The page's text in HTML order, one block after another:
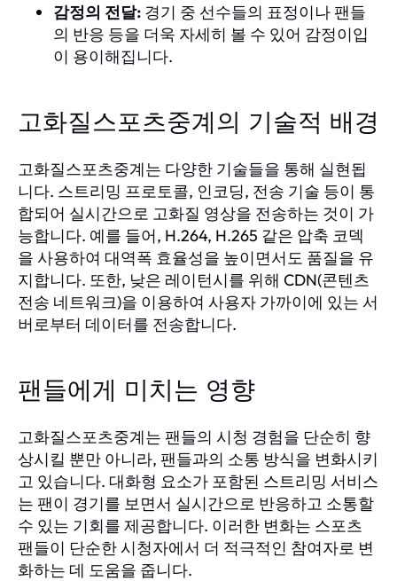
감정의 전달: 경기 중 선수들의 표정이나 팬들
의 반응 등을 더욱 자세히 볼 수 있어 감정이입
이 용이해집니다.
고화질스포츠중계의 기술적 배경
고화질스포츠중계는 다양한 기술들을 통해 실현됩
니다. 스트리밍 프로토콜, 인코딩, 전송 기술 등이 통
합되어 실시간으로 고화질 영상을 전송하는 것이 가
능합니다. 예를 들어, H.264, H.265 같은 압축 코덱
을 사용하여 대역폭 효율성을 높이면서도 품질을 유
지합니다. 또한, 낮은 레이턴시를 위해 CDN(콘텐츠
전송 네트워크)을 이용하여 사용자 가까이에 있는 서
버로부터 데이터를 전송합니다.
팬들에게 미치는 영향
고화질스포츠중계는 팬들의 시청 경험을 단순히 향
상시킬 뿐만 아니라, 팬들과의 소통 방식을 변화시키
고 있습니다. 대화형 요소가 포함된 스트리밍 서비스
는 팬이 경기를 보면서 실시간으로 반응하고 소통할
수 있는 기회를 제공합니다. 이러한 변화는 스포츠
팬들이 단순한 시청자에서 더 적극적인 참여자로 변
화하는 데 도움을 줍니다.